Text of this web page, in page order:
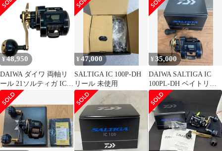
ルトコネクテッドベイ
トリール
¥48,950
DAIWA ダイワ 両軸リ
ール 21ソルティガ IC
100L 3034695
¥47,000
SALTIGA IC 100P-DH
リール 未使用
¥35,000
DAIWA SALTIGA IC
100PL-DH ベイトリー
ル